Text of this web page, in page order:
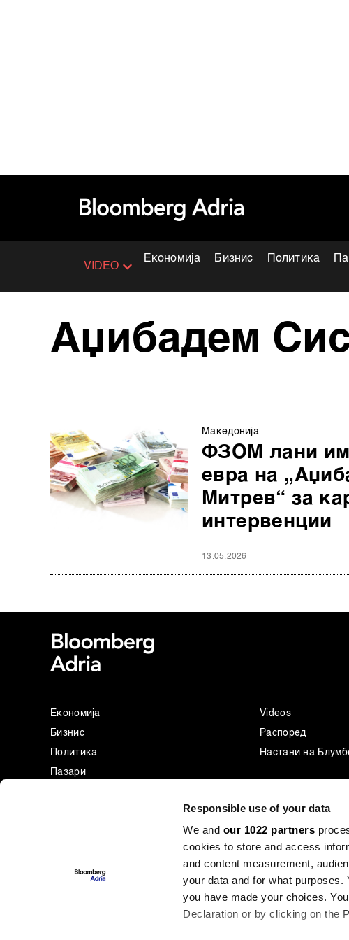
Responsible use of your data
We and our 1022 partners
cookies to store and access
and content measurement,
your data and for what
you have made your choices.
Declaration or by clicking on the
VIDEO
Економија Бизнис Политика
Аџибадем
Македонија
ФЗОМ лани им
евра на
Митрев“ за
интервенции
13.05.2026
Економија
Бизнис
Политика
Пазари
Businessweek Adria
Videos
Распоред
Настани на